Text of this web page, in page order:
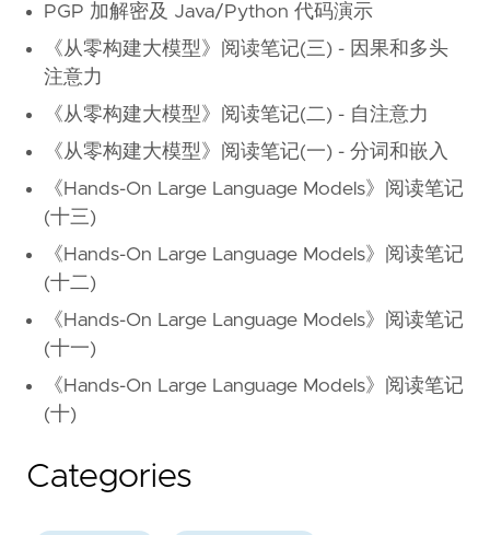
PGP 加解密及 Java/Python 代码演示
《从零构建大模型》阅读笔记(三) - 因果和多头
注意力
《从零构建大模型》阅读笔记(二) - 自注意力
《从零构建大模型》阅读笔记(一) - 分词和嵌入
《Hands-On Large Language Models》阅读笔记
(十三)
《Hands-On Large Language Models》阅读笔记
(十二)
《Hands-On Large Language Models》阅读笔记
(十一)
《Hands-On Large Language Models》阅读笔记
(十)
Categories